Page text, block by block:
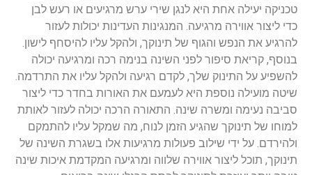
טכניקה יעילה אחת היא לנגן שירי ערש מרגיעים או רעש לבן
כדי ליצור אווירה מרגיעה. המנגינות העדינות יכולות לעזור
להרגיע את הנפש והגוף של תינוקך, ולהקל עליו להיסחף לישון.
בנוסף, קריאת סיפור לפני השינה בנימה רכה ומרגיעה יכולה
להשפיע על התינוק שלך, לקדם רגיעה ולהקל עליו את התרדמה.
שיטה מועילה נוספת היא לעמעם את האורות בחדר כדי ליצור
סביבה נעימה ומשרה שינה. התאורה הרכה יכולה לעזור לאותת
למוחו של תינוקך שהגיע הזמן לנוח, מה שמקל עליו להתמקם
ולהירדם. על ידי שילוב פעולות מרגיעות אלו בשגרת השינה של
תינוקך, תוכל ליצור אווירה שלווה ומרגיעה המקדמת איכות שינה